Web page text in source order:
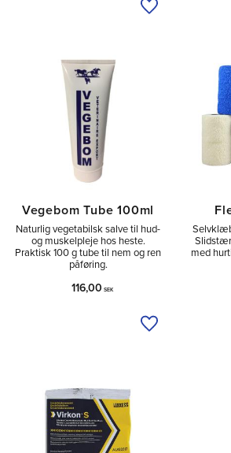
Tilføj til
Vegebom Tube 100ml
Naturlig vegetabilsk salve til hud-
og muskelpleje hos heste.
Praktisk 100 g tube til nem og ren
påføring.
116,00 SEK
Tilføj til
med